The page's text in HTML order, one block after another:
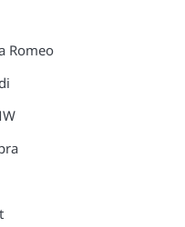
Romeo